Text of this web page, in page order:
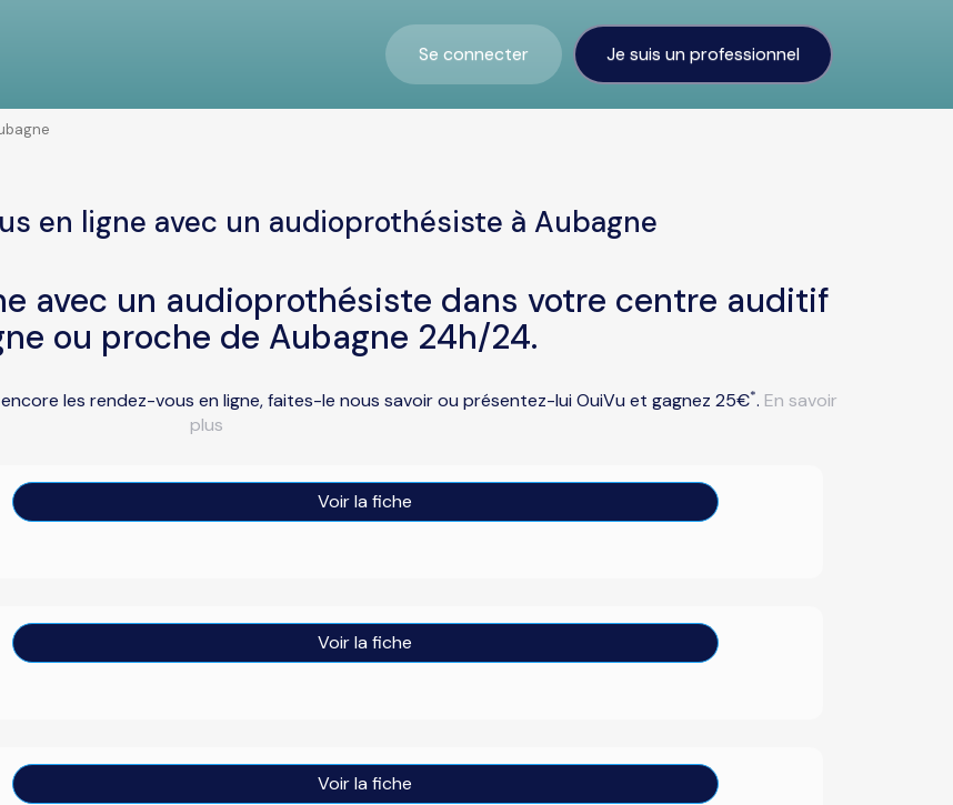
Se connecter Je suis un professionnel
en ligne avec un audioprothésiste à Aubagne
avec un audioprothésiste dans votre centre auditif
ou proche de Aubagne 24h/24.
les rendez-vous en ligne, faites-le nous savoir ou présentez-lui OuiVu et gagnez 25€*. En savoir
plus
Voir la fiche
Voir la fiche
Voir la fiche